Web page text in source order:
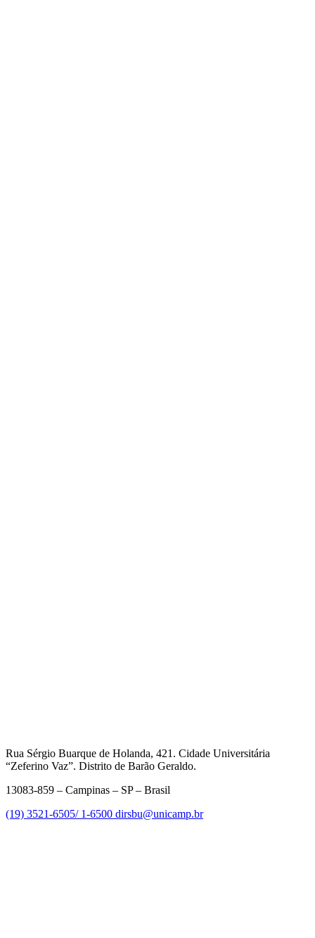
Rua Sérgio Buarque de Holanda, 421. Cidade Universitária
“Zeferino Vaz”. Distrito de Barão Geraldo.
13083-859 – Campinas – SP – Brasil
(19) 3521-6505/ 1-6500 dirsbu@unicamp.br